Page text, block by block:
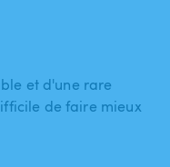
et d'une rare
de faire mieux